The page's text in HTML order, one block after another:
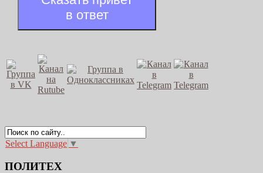
в ответ
Select Language ▼
ПОЛИТЕХ